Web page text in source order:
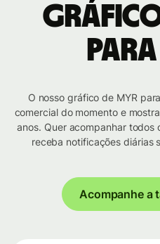
Gráfico
para
O nosso gráfico de MYR
comercial do momento e
anos. Quer acompanhar todos
receba notificações diárias
Acompanhe a